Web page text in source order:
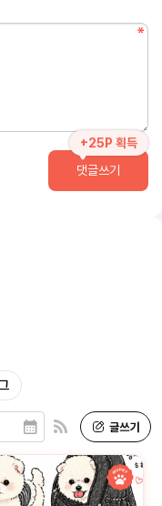
+25P 획득
댓글쓰기